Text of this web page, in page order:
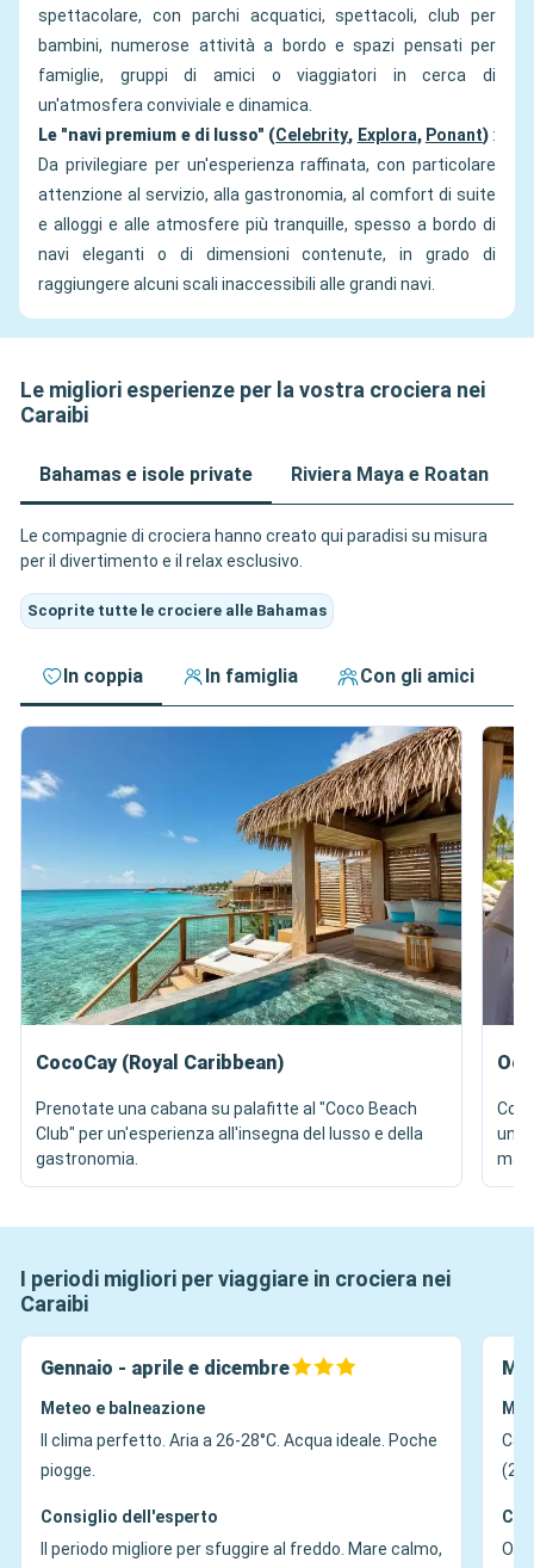
spettacolare, con parchi acquatici, spettacoli, club per
bambini, numerose attività a bordo e spazi pensati per
famiglie, gruppi di amici o viaggiatori in cerca di
un'atmosfera conviviale e dinamica.
Le "navi premium e di lusso" (Celebrity, Explora, Ponant):
Da privilegiare per un'esperienza raffinata, con particolare
attenzione al servizio, alla gastronomia, al comfort di suite
e alloggi e alle atmosfere più tranquille, spesso a bordo di
navi eleganti o di dimensioni contenute, in grado di
raggiungere alcuni scali inaccessibili alle grandi navi.
Le migliori esperienze per la vostra crociera nei
Caraibi
Bahamas e isole private Riviera Maya e Roatan
Le compagnie di crociera hanno creato qui paradisi su misura
per il divertimento e il relax esclusivo.
Scoprite tutte le crociere alle Bahamas
In coppia In famiglia Con gli amici
CocoCay (Royal Caribbean)
Prenotate una cabana su palafitte al "Coco Beach
Club" per un'esperienza all'insegna del lusso e della
gastronomia.
un
I periodi migliori per viaggiare in crociera nei
Caraibi
Gennaio - aprile e dicembre
Meteo e balneazione
Il clima perfetto. Aria a 26-28°C. Acqua ideale. Poche
piogge.
Consiglio dell'esperto
Il periodo migliore per sfuggire al freddo. Mare calmo,